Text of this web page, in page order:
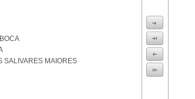
SALIVARES MAIORES